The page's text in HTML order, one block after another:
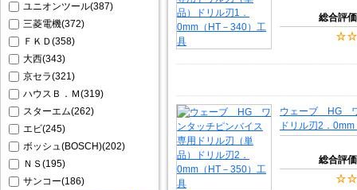
ユニオンツール(387)
三菱電機(372)
ＦＫＤ(358)
大西(343)
京セラ(321)
ハウスＢ．Ｍ(319)
スターエム(262)
エビ(245)
ボッシュ(BOSCH)(202)
ＮＳ(195)
サンコー(186)
総合評価
ウェーブ HG ワ
ドリル刃2．
総合評価